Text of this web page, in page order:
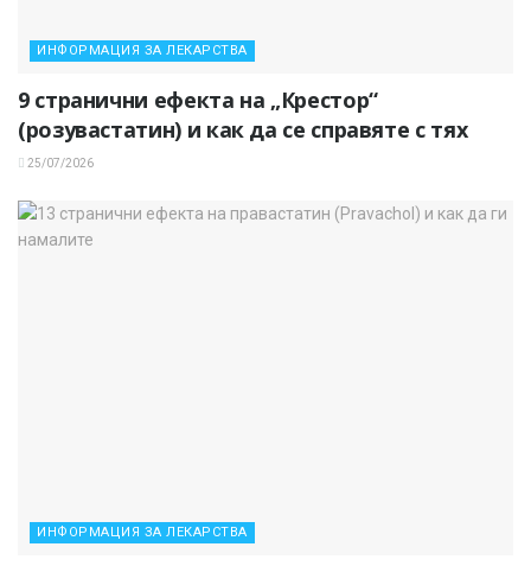
ИНФОРМАЦИЯ ЗА ЛЕКАРСТВА
9 странични ефекта на „Крестор“
(розувастатин) и как да се справяте с тях
25/07/2026
ИНФОРМАЦИЯ ЗА ЛЕКАРСТВА